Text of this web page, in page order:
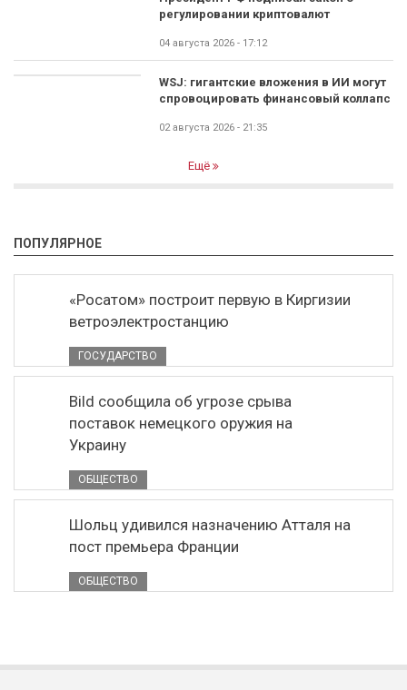
регулировании криптовалют
04 августа 2026 - 17:12
WSJ: гигантские вложения в ИИ могут
спровоцировать финансовый коллапс
02 августа 2026 - 21:35
Ещё
ПОПУЛЯРНОЕ
«Росатом» построит первую в Киргизии
ветроэлектростанцию
ГОСУДАРСТВО
Bild сообщила об угрозе срыва
поставок немецкого оружия на
Украину
ОБЩЕСТВО
Шольц удивился назначению Атталя на
пост премьера Франции
ОБЩЕСТВО